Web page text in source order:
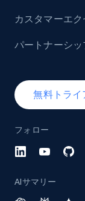
Reddit-
4.5K+
無料トライ
フォロー
AIサマリー
カスタマーエ
パートナーシッ